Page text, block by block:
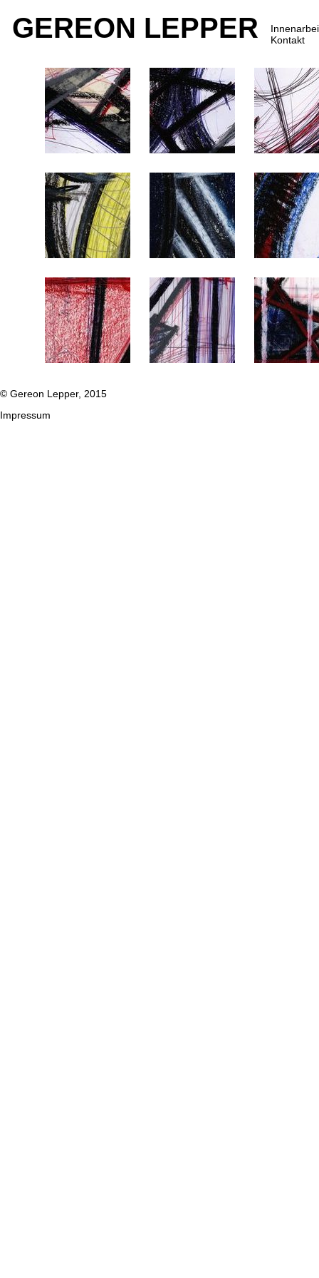
GEREON LEPPER
Kontakt
© Gereon Lepper, 2015
Impressum